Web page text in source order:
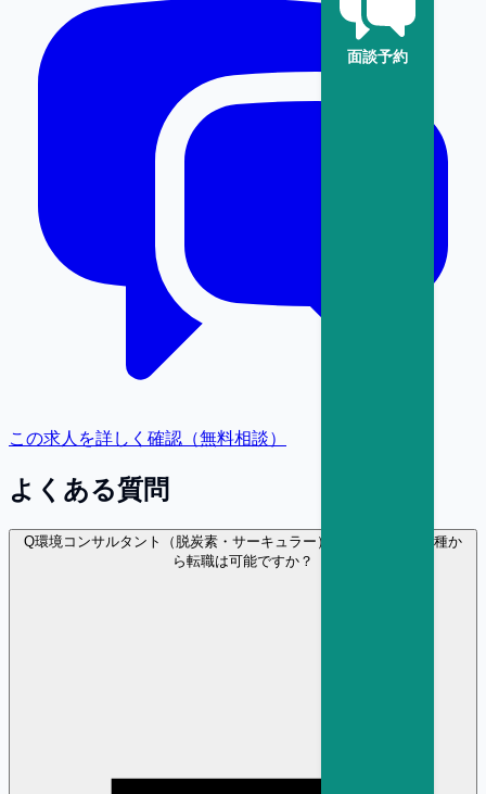
面談予約
この求人を詳しく確認（無料相談）
よくある質問
Q環境コンサルタント（脱炭素・サーキュラー） に異業種・異職種か
ら転職は可能ですか？